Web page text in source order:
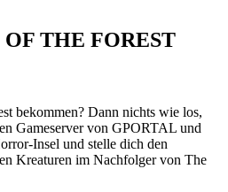
OF THE FOREST
bekommen? Dann nichts wie los,
Gameserver von GPORTAL und
Insel und stelle dich den
Kreaturen im Nachfolger von The